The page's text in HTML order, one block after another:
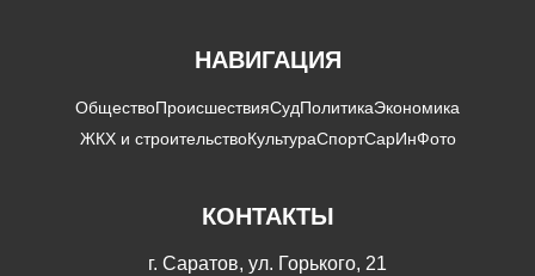
НАВИГАЦИЯ
ОбществоПроисшествияСудПолитикаЭкономика
ЖКХ и строительствоКультураСпортСарИнФото
КОНТАКТЫ
г. Саратов, ул. Горького, 21